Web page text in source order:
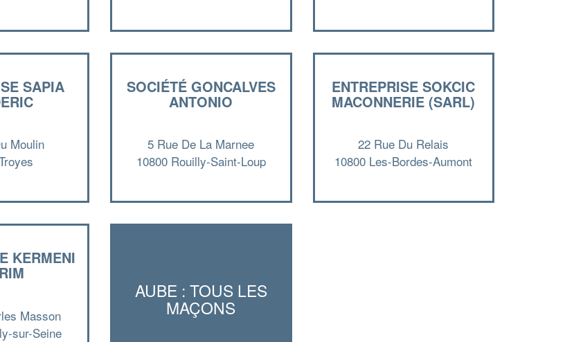
SAPIA
Moulin
SOCIÉTÉ GONCALVES
ANTONIO
5 Rue De La Marnee
10800 Rouilly-Saint-Loup
ENTREPRISE SOKCIC
MACONNERIE (SARL)
22 Rue Du Relais
10800 Les-Bordes-Aumont
KERMENI
Masson
sur-Seine
AUBE : TOUS LES
MAÇONS
Vous êtes un
professionnel ?
Augmentez votrechiffre d'affaires
vosmargestout en gagnant de
En savoir plus